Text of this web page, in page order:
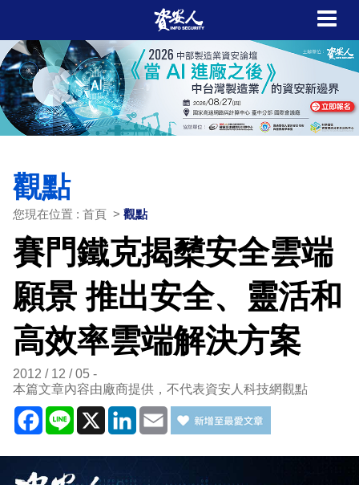
觀點
您現在位置 : 首頁 > 觀點
賽門鐵克揭櫫安全雲端
願景 推出安全、靈活和
高效率雲端解決方案
2012 / 12 / 05
本篇文章內容由廠商提供，不代表資安人科技網觀點
Facebook
Line X LinkedIn
Email